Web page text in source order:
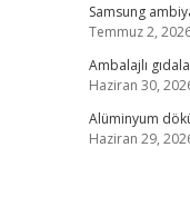
Samsung
Temmuz 2,
Ambalajlı
Haziran 30,
Alüminyum
Haziran 29,